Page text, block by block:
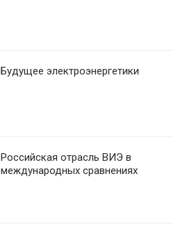
Будущее электроэнергетики
Российская отрасль ВИЭ в
международных сравнениях